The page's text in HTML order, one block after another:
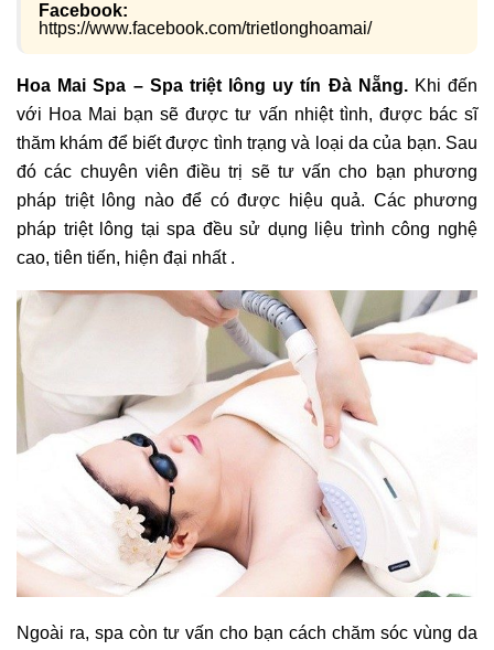
Facebook:
https://www.facebook.com/trietlonghoamai/
Hoa Mai Spa – Spa triệt lông uy tín Đà Nẵng. Khi đến
với Hoa Mai bạn sẽ được tư vấn nhiệt tình, được bác sĩ
thăm khám để biết được tình trạng và loại da của bạn. Sau
đó các chuyên viên điều trị sẽ tư vấn cho bạn phương
pháp triệt lông nào để có được hiệu quả. Các phương
pháp triệt lông tại spa đều sử dụng liệu trình công nghệ
cao, tiên tiến, hiện đại nhất .
Ngoài ra, spa còn tư vấn cho bạn cách chăm sóc vùng da